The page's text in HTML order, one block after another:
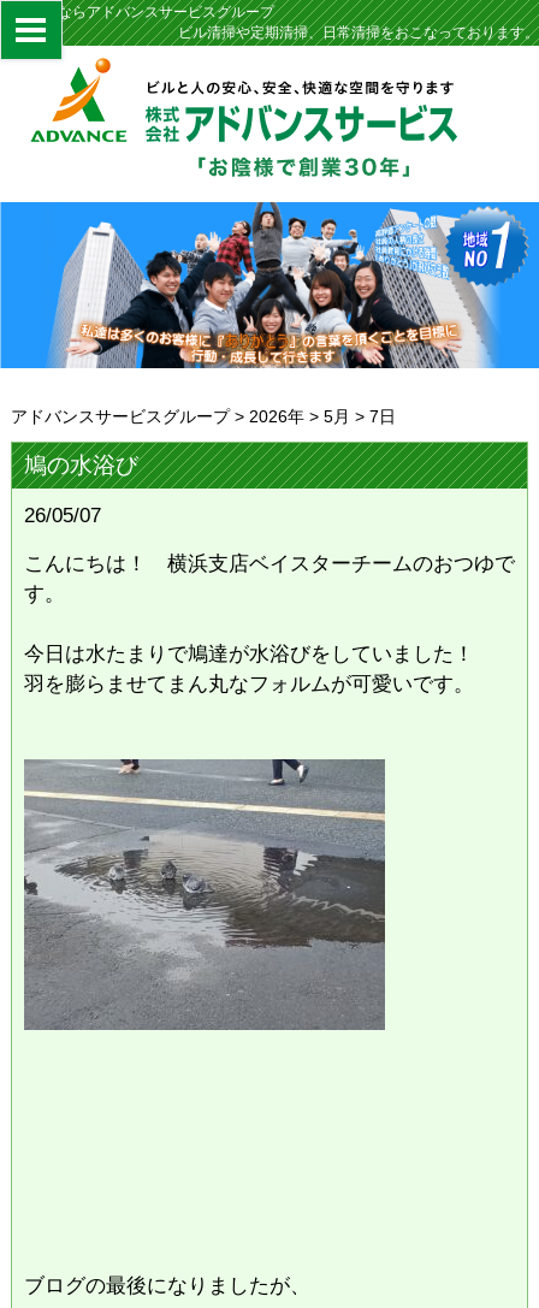
定期清掃ならアドバンスサービスグループ
ビル清掃や定期清掃、日常清掃をおこなっております。
アドバンスサービスグループ> 2026年> 5月 > 7日
鳩の水浴び
26/05/07
こんにちは！ 横浜支店ベイスターチームのおつゆで
す。
今日は水たまりで鳩達が水浴びをしていました！
羽を膨らませてまん丸なフォルムが可愛いです。
ブログの最後になりましたが、